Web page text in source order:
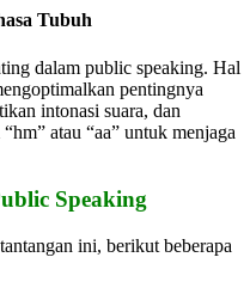
Tubuh
dalam public speaking. Hal
pentingnya
intonasi suara, dan
atau “aa” untuk menjaga
Speaking
ini, berikut beberapa